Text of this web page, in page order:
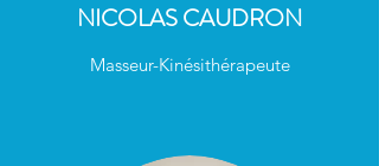
NICOLAS CAUDRON
Masseur-Kinésithérapeute